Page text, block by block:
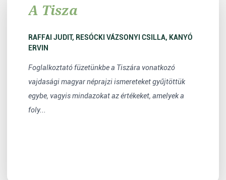
A Tisza
RAFFAI JUDIT, RESÓCKI VÁZSONYI CSILLA, KANYÓ
ERVIN
Foglalkoztató füzetünkbe a Tiszára vonatkozó
vajdasági magyar néprajzi ismereteket gyűjtöttük
egybe, vagyis mindazokat az értékeket, amelyek a
foly...